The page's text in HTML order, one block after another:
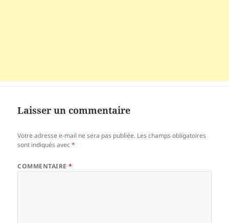
Laisser un commentaire
Votre adresse e-mail ne sera pas publiée. Les champs obligatoires
sont indiqués avec*
COMMENTAIRE*